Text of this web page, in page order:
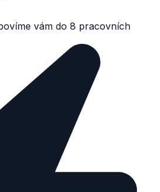
vám do 8 pracovních